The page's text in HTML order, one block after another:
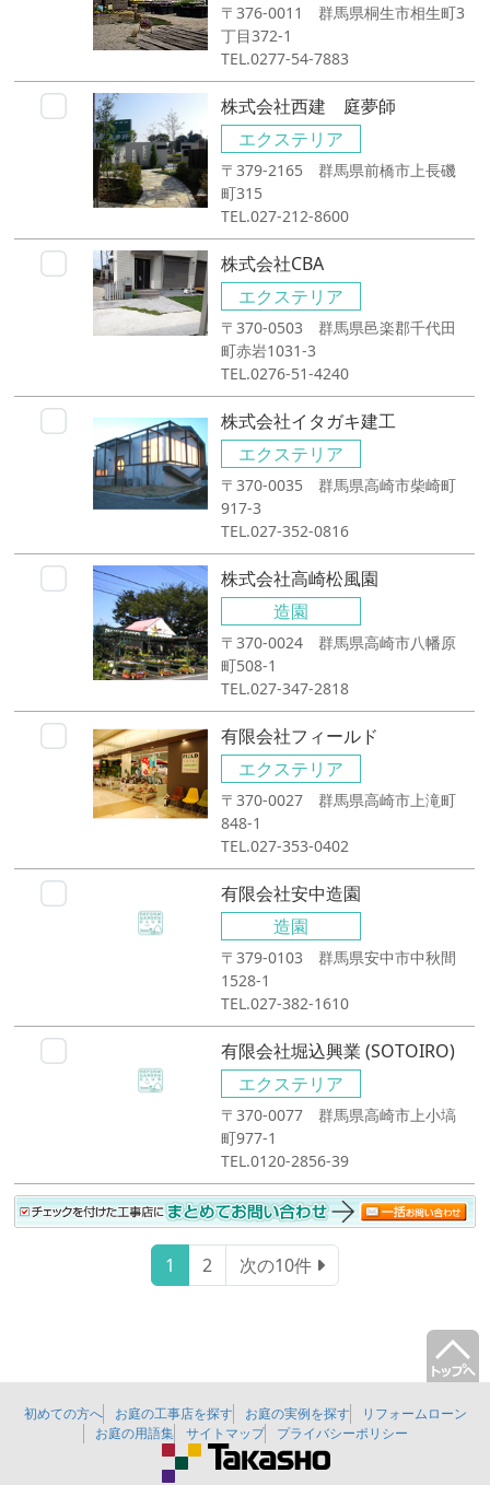
〒376-0011 群馬県桐生市相生町3
丁目372-1
TEL.0277-54-7883
株式会社西建 庭夢師
エクステリア
〒379-2165 群馬県前橋市上長磯
町315
TEL.027-212-8600
株式会社CBA
エクステリア
〒370-0503 群馬県邑楽郡千代田
町赤岩1031-3
TEL.0276-51-4240
株式会社イタガキ建工
エクステリア
〒370-0035 群馬県高崎市柴崎町
917-3
TEL.027-352-0816
株式会社高崎松風園
造園
〒370-0024 群馬県高崎市八幡原
町508-1
TEL.027-347-2818
有限会社フィールド
エクステリア
〒370-0027 群馬県高崎市上滝町
848-1
TEL.027-353-0402
有限会社安中造園
造園
〒379-0103 群馬県安中市中秋間
1528-1
TEL.027-382-1610
有限会社堀込興業 (SOTOIRO)
エクステリア
〒370-0077 群馬県高崎市上小塙
町977-1
TEL.0120-2856-39
1 2 次の10件
初めての方へ お庭の工事店を探す お庭の実例を探す
リフォームローン
お庭の用語集
サイトマップ プライバシーポリシー